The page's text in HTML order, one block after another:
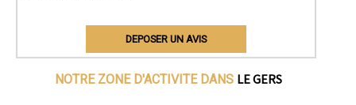
DEPOSER UN AVIS
NOTRE ZONE D'ACTIVITE DANS LE GERS